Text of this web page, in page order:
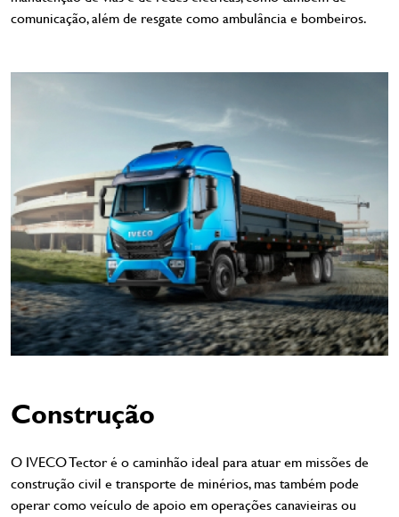
comunicação, além de resgate como ambulância e bombeiros.
Construção
O IVECO Tector é o caminhão ideal para atuar em missões de
construção civil e transporte de minérios, mas também pode
operar como veículo de apoio em operações canavieiras ou